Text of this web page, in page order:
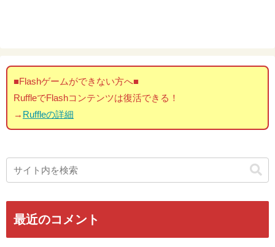
■Flashゲームができない方へ■
RuffleでFlashコンテンツは復活できる！
→ Ruffleの詳細
最近のコメント